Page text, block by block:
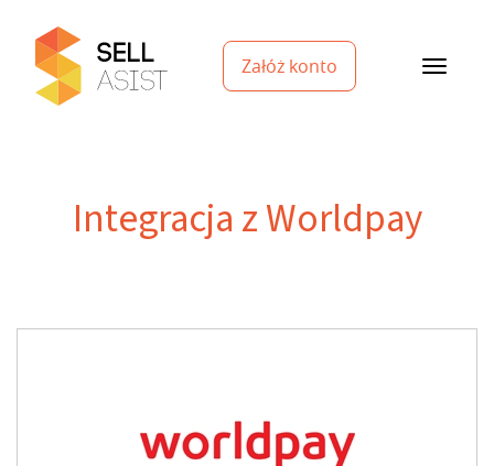
Załóż konto
Integracja z Worldpay